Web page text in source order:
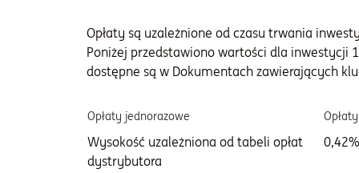
Opłaty są uzależnione od czasu trwania
Poniżej przedstawiono wartości dla inwestycji
dostępne są w Dokumentach zawierających
Opłaty jednorazowe
Wysokość uzależniona od tabeli opłat
dystrybutora